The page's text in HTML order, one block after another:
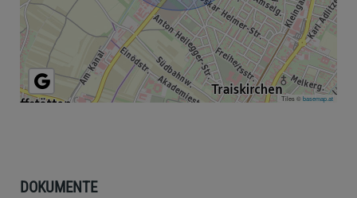
Tiles ©basemap.at
DOKUMENTE